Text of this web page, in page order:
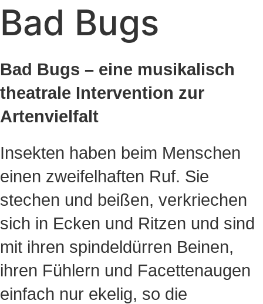
Bad Bugs
Bad Bugs – eine musikalisch
theatrale Intervention zur
Artenvielfalt
Insekten haben beim Menschen
einen zweifelhaften Ruf. Sie
stechen und beißen, verkriechen
sich in Ecken und Ritzen und sind
mit ihren spindeldürren Beinen,
ihren Fühlern und Facettenaugen
einfach nur ekelig, so die